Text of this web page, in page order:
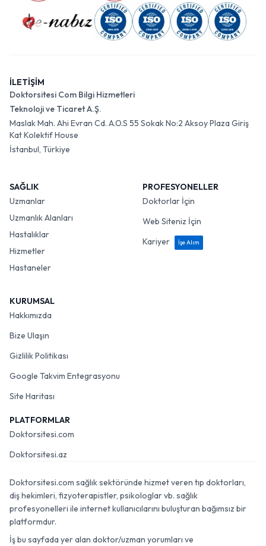
İLETİŞİM
Doktorsitesi Com Bilgi Hizmetleri
Teknoloji ve Ticaret A.Ş.
Maslak Mah. Ahi Evran Cd. A.O.S 55 Sokak No:2 Aksoy Plaza Giriş
Kat Kolektif House
İstanbul, Türkiye
SAĞLIK
Uzmanlar
Uzmanlık Alanları
Hastalıklar
Hizmetler
Hastaneler
PROFESYONELLER
Doktorlar İçin
Web Siteniz İçin
Kariyer
İşe Alım
KURUMSAL
Hakkımızda
Bize Ulaşın
Gizlilik Politikası
Google Takvim Entegrasyonu
Site Haritası
PLATFORMLAR
Doktorsitesi.com
Doktorsitesi.az
Doktorsitesi.com sağlık sektöründe hizmet veren tıp doktorları,
diş hekimleri, fizyoterapistler, psikologlar vb. sağlık
profesyonelleri ile internet kullanıcılarını buluşturan bağımsız bir
platformdur.
İş bu sayfada yer alan doktor/uzman yorumları ve